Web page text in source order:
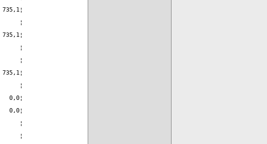
¦
¦
¦
¦
0,0¦
0,0¦
¦
¦